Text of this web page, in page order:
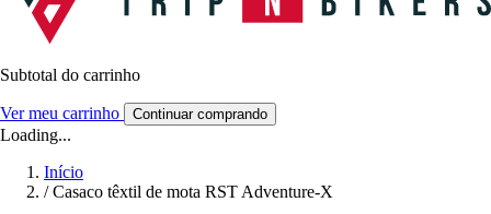
Subtotal do carrinho
Ver meu carrinho Continuar comprando
Loading...
Início
/ Casaco têxtil de mota RST Adventure-X